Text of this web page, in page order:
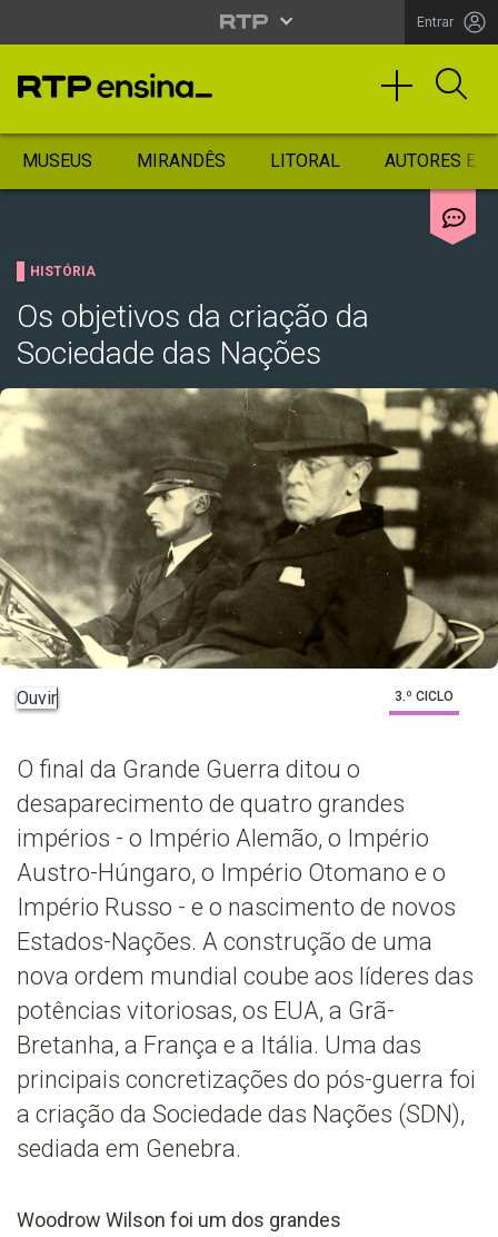
Entrar
MUSEUS MIRANDÊS LITORAL AUTORES
HISTÓRIA
Os objetivos da criação da
Sociedade das Nações
Ouvir 3.º CICLO
O final da Grande Guerra ditou o
desaparecimento de quatro grandes
impérios - o Império Alemão, o Império
Austro-Húngaro, o Império Otomano e o
Império Russo - e o nascimento de novos
Estados-Nações. A construção de uma
nova ordem mundial coube aos líderes das
potências vitoriosas, os EUA, a Grã-
Bretanha, a França e a Itália. Uma das
principais concretizações do pós-guerra foi
a criação da Sociedade das Nações (SDN),
sediada em Genebra.
Woodrow Wilson foi um dos grandes